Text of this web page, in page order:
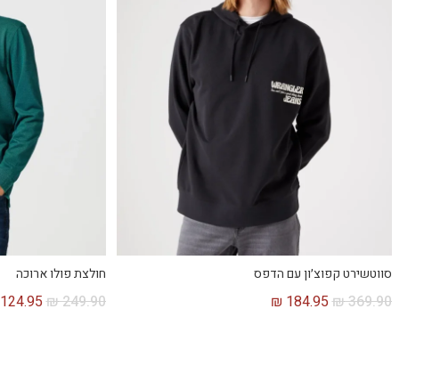
סווטשירט קפוצ׳ון עם הדפס
₪369.90
₪ 184.95
חולצת פולו ארוכה
₪249.90
124.95